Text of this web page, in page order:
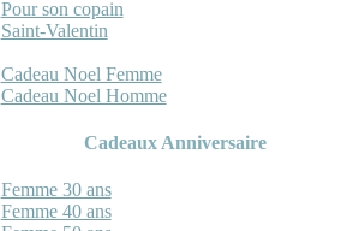
Pour son copain
Saint-Valentin
Cadeau Noel Femme
Cadeau Noel Homme
Cadeaux Anniversaire
Femme 30 ans
Femme 40 ans